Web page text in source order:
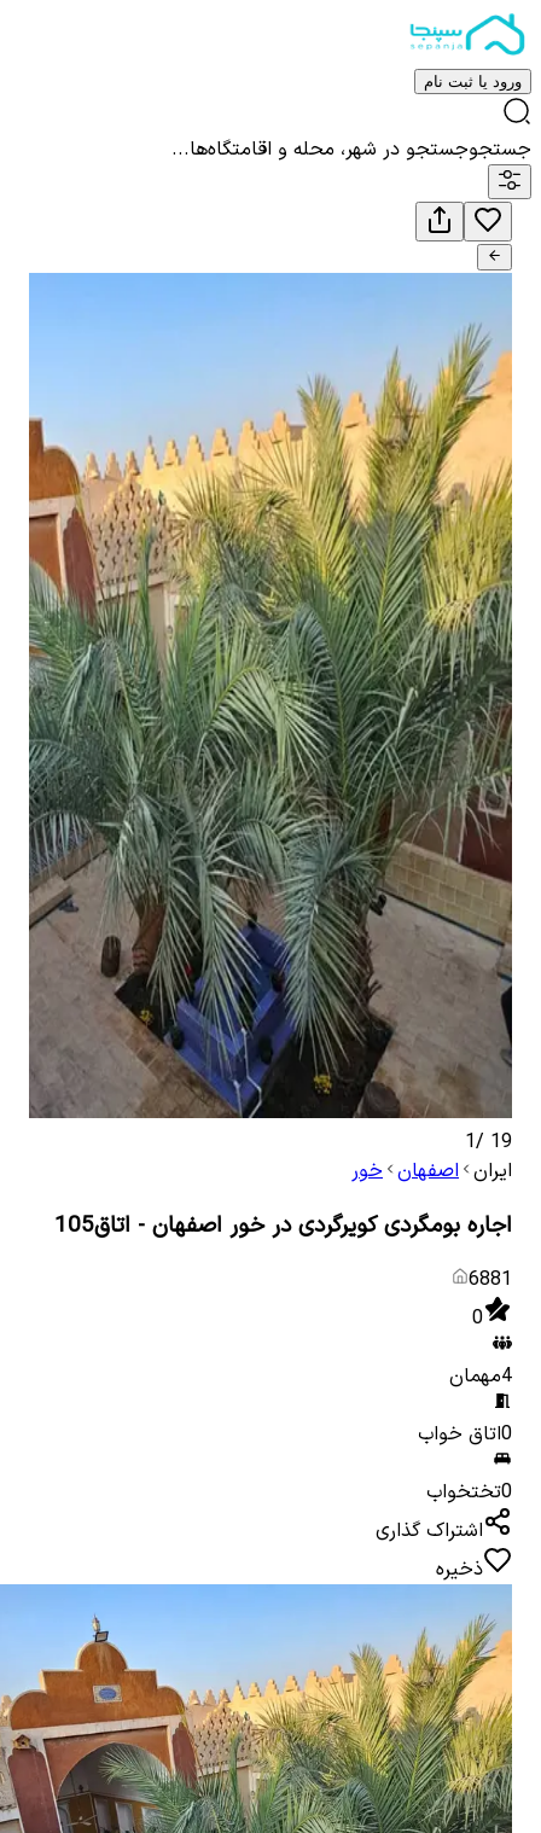
ورود یا ثبت نام
جستجوجستجو در شهر، محله و اقامتگاه‌ها...
19
/
1
ایران اصفهان خور
اجاره بومگردی کویرگردی در خور اصفهان - اتاق105
6881
0
4مهمان
0اتاق خواب
0تختخواب
اشتراک گذاری
ذخیره